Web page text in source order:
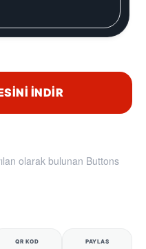
olarak bulunan Buttons
QR KOD PAYLAŞ
İNDIR